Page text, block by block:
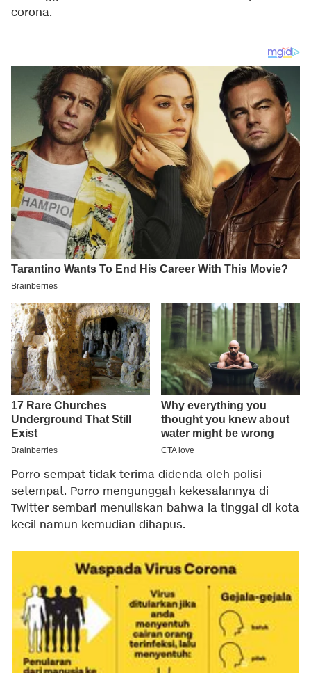
corona.
Porro sempat tidak terima didenda oleh polisi
setempat. Porro mengunggah kekesalannya di
Twitter sembari menuliskan bahwa ia tinggal di kota
kecil namun kemudian dihapus.